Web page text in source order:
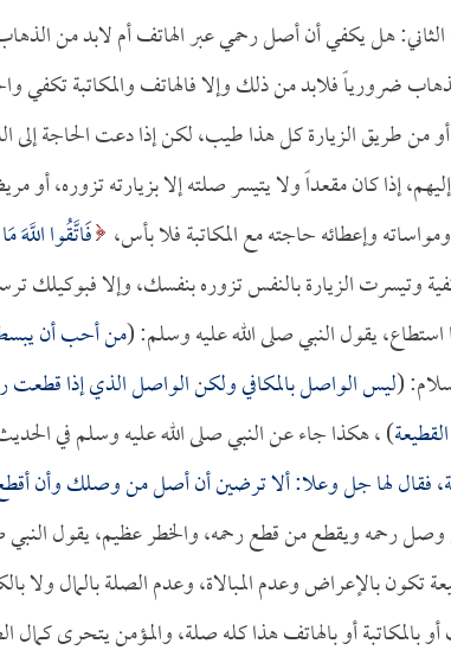
هل يكفي أن أصل رحمي عبر الهاتف أم لابد من
ضرورياً فلابد من ذلك وإلا فالهاتف والمكاتبة تكفي
من طريق الزيارة كل هذا طيب، لكن إذا دعت الحاجة إلى
إذا كان مقعداً ولا يتيسر صلته إلا بزيارته تزوره، أو
وإعطائه حاجته مع المكاتبة فلا بأس، فَاتَّقُوا اللَّهَ
وتيسرت الزيارة بالنفس تزوره بنفسك، وإلا
استطاع، يقول النبي صلى الله عليه وسلم: (من أحب أن يبسط
(ليس الواصل بالمكافي ولكن الواصل الذي إذا قطعت
) ، هكذا جاء عن النبي صلى الله عليه وسلم في
فقال لها جل وعلا: ألا ترضين أن أصل من وصلك وأن
رحمه ويقطع من قطع رحمه، والخطر عظيم، يقول النبي
تكون بالإعراض وعدم المبالاة، وعدم الصلة بالمال ولا
بالمكاتبة أو بالهاتف هذا كله صلة، والمؤمن يتحرى كمال